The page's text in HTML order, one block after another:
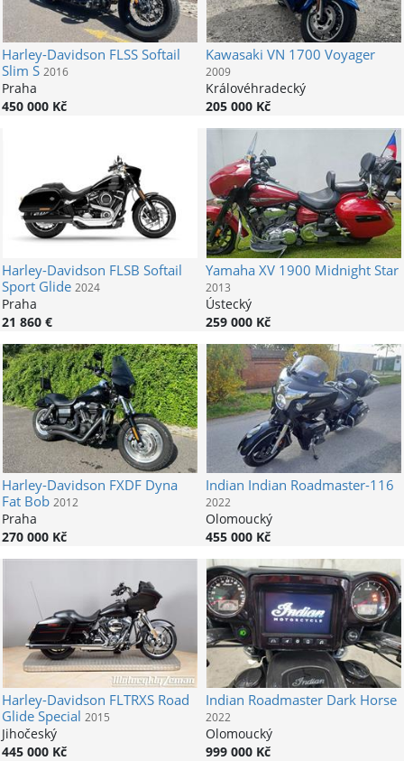
Harley-Davidson FLSS Softail
Slim S 2016
Praha
450 000 Kč
Kawasaki VN 1700 Voyager
2009
Královéhradecký
205 000 Kč
Harley-Davidson FLSB Softail
Sport Glide 2024
Praha
21 860 €
YamahaXV 1900 Midnight Star
2013
Ústecký
259 000 Kč
Harley-Davidson FXDF Dyna
Fat Bob 2012
Praha
270 000 Kč
Indian Indian Roadmaster-116
2022
Olomoucký
455 000 Kč
Harley-Davidson FLTRXS Road
Glide Special 2015
Jihočeský
445 000 Kč
Indian Roadmaster Dark Horse
2022
Olomoucký
999 000 Kč